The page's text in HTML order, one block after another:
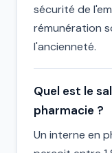
sécurité de
rémunération
l'ancienneté.
Quel est le
pharmacie ?
Un interne en